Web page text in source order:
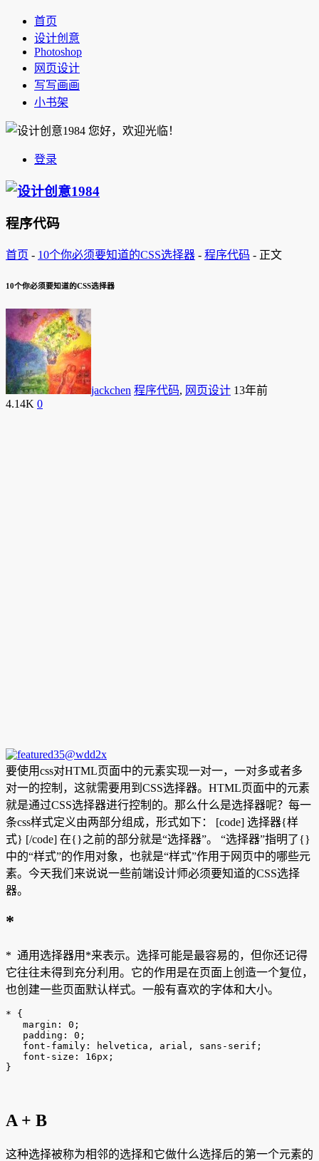
首页
设计创意
Photoshop
网页设计
写写画画
小书架
您好，欢迎光临！
登录
程序代码
首页 - 10个你必须要知道的CSS选择器 - 程序代码 - 正文
10个你必须要知道的CSS选择器
jackchen 程序代码, 网页设计 13年前
4.14K 0
要使用css对HTML页面中的元素实现一对一，一对多或者多
对一的控制，这就需要用到CSS选择器。HTML页面中的元素
就是通过CSS选择器进行控制的。那么什么是选择器呢？每一
条css样式定义由两部分组成，形式如下： [code] 选择器{样
式} [/code] 在{}之前的部分就是“选择器”。 “选择器”指明了{}
中的“样式”的作用对象，也就是“样式”作用于网页中的哪些元
素。今天我们来说说一些前端设计师必须要知道的CSS选择
器。
*
* 通用选择器用*来表示。选择可能是最容易的，但你还记得
它往往未得到充分利用。它的作用是在页面上创造一个复位，
也创建一些页面默认样式。一般有喜欢的字体和大小。
* {
   margin: 0;
   padding: 0;
   font-family: helvetica, arial, sans-serif;
   font-size: 16px;
}
A + B
这种选择被称为相邻的选择和它做什么选择后的第一个元素的